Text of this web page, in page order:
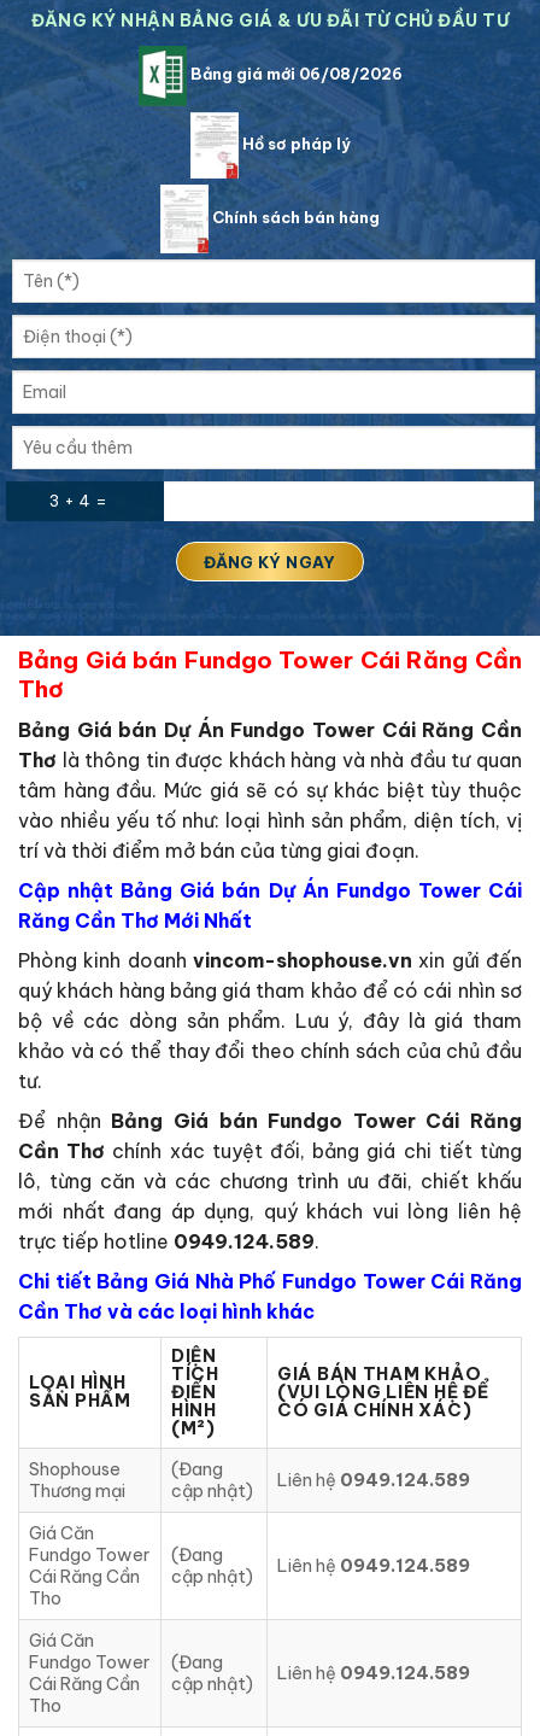
ĐĂNG KÝ NHẬN BẢNG GIÁ & ƯU ĐÃI TỪ CHỦ ĐẦU TƯ
Bảng giá mới 06/08/2026
Hồ sơ pháp lý
Chính sách bán hàng
3 + 4 =
Bảng Giá bán Fundgo Tower Cái Răng Cần
Thơ
Bảng Giá bán Dự Án Fundgo Tower Cái Răng Cần
Thơ là thông tin được khách hàng và nhà đầu tư quan
tâm hàng đầu. Mức giá sẽ có sự khác biệt tùy thuộc
vào nhiều yếu tố như: loại hình sản phẩm, diện tích, vị
trí và thời điểm mở bán của từng giai đoạn.
Cập nhật Bảng Giá bán Dự Án Fundgo Tower Cái
Răng Cần Thơ Mới Nhất
Phòng kinh doanh vincom-shophouse.vn xin gửi đến
quý khách hàng bảng giá tham khảo để có cái nhìn sơ
bộ về các dòng sản phẩm. Lưu ý, đây là giá tham
khảo và có thể thay đổi theo chính sách của chủ đầu
tư.
Để nhận Bảng Giá bán Fundgo Tower Cái Răng
Cần Thơ chính xác tuyệt đối, bảng giá chi tiết từng
lô, từng căn và các chương trình ưu đãi, chiết khấu
mới nhất đang áp dụng, quý khách vui lòng liên hệ
trực tiếp hotline 0949.124.589.
Chi tiết Bảng Giá Nhà Phố Fundgo Tower Cái Răng
Cần Thơ và các loại hình khác
LOẠI HÌNH
SẢN PHẨM
DIỆN
TÍCH
ĐIỂN
HÌNH
(M²)
GIÁ BÁN THAM KHẢO
(VUI LÒNG LIÊN HỆ ĐỂ
CÓ GIÁ CHÍNH XÁC)
Shophouse
Thương mại
(Đang
cập nhật)
Liên hệ 0949.124.589
Giá Căn
Fundgo Tower
Cái Răng Cần
Tho
(Đang
cập nhật)
Liên hệ 0949.124.589
Giá Căn
Fundgo Tower
Cái Răng Cần
Tho
(Đang
cập nhật)
Liên hệ 0949.124.589